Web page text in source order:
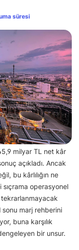
süresi
milyar TL net kâr
açıkladı. Ancak
bu kârlılığın ne
sıçrama operasyonel
sonu marj rehberini
buna karşılık
bir unsur.